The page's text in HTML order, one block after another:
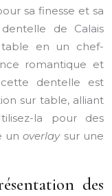
sa finesse et sa
de Calais
table en un chef-
romantique et
dentelle est
sur table, alliant
la pour des
unoverlay sur une
des